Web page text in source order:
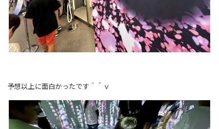
予想以上に面白かったです＾＾ｖ